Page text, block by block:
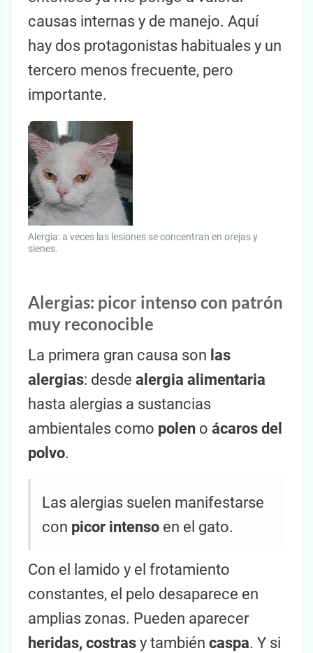
causas internas y de manejo. Aquí
hay dos protagonistas habituales y un
tercero menos frecuente, pero
importante.
Alergia: a veces las lesiones se concentran en orejas y
sienes.
Alergias: picor intenso con patrón
muy reconocible
La primera gran causa son las
alergias: desde alergia alimentaria
hasta alergias a sustancias
ambientales como polen o ácaros del
polvo.
Las alergias suelen manifestarse
con picor intenso en el gato.
Con el lamido y el frotamiento
constantes, el pelo desaparece en
amplias zonas. Pueden aparecer
heridas, costras y también caspa. Y si